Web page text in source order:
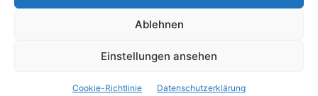
Ablehnen
Einstellungen ansehen
Cookie-Richtlinie Datenschutzerklärung
© Newspaper WordPress Theme by TagDiv
Datenschutzerklärung
Cookie-Richtlinie (EU)